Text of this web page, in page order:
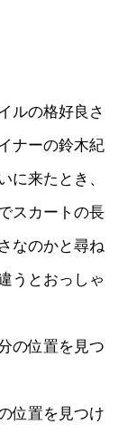
ルの格好良さ
ナーの鈴木紀
に来たとき、
スカートの長
なのかと尋ね
うとおっしゃ
の位置を見つ
位置を見つけ